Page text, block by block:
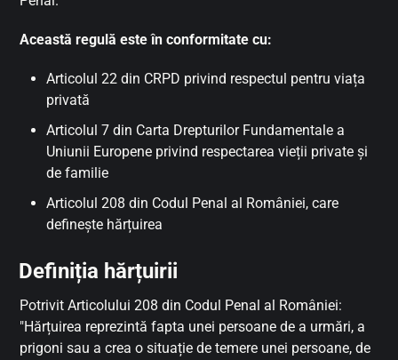
Această regulă este în conformitate cu:
Articolul 22 din CRPD privind respectul pentru viața
privată
Articolul 7 din Carta Drepturilor Fundamentale a
Uniunii Europene privind respectarea vieții private și
de familie
Articolul 208 din Codul Penal al României, care
definește hărțuirea
Definiția hărțuirii
Potrivit Articolului 208 din Codul Penal al României:
"Hărțuirea reprezintă fapta unei persoane de a urmări, a
prigoni sau a crea o situație de temere unei persoane, de